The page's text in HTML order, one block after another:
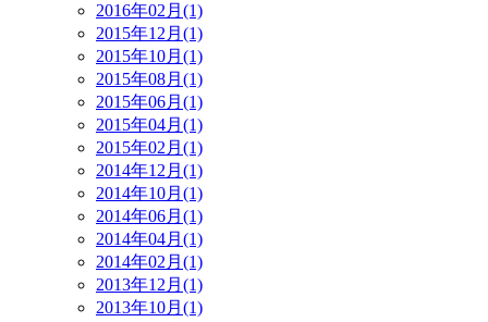
2016年02月(1)
2015年12月(1)
2015年10月(1)
2015年08月(1)
2015年06月(1)
2015年04月(1)
2015年02月(1)
2014年12月(1)
2014年10月(1)
2014年06月(1)
2014年04月(1)
2014年02月(1)
2013年12月(1)
2013年10月(1)